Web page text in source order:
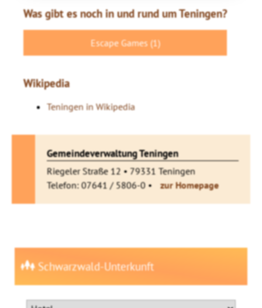
Was gibt es noch in und rund um Teningen?
Escape Games (1)
Wikipedia
Teningen in Wikipedia
Gemeindeverwaltung Teningen
Riegeler Straße 12 • 79331 Teningen
Telefon: 07641 / 5806-0 •
zur Homepage
Schwarzwald-Unterkunft